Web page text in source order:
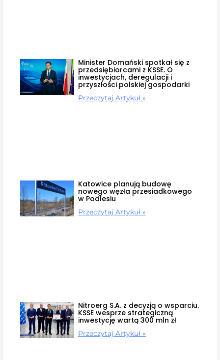
Minister Domański spotkał się z
przedsiębiorcami z KSSE. O
inwestycjach, deregulacji i
przyszłości polskiej gospodarki
Przeczytaj Artykuł »
Katowice planują budowę
nowego węzła przesiadkowego
w Podlesiu
Przeczytaj Artykuł »
Nitroerg S.A. z decyzją o wsparciu.
KSSE wesprze strategiczną
inwestycję wartą 300 mln zł
Przeczytaj Artykuł »